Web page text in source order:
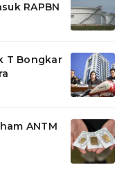
RAPBN
T Bongkar
ANTM